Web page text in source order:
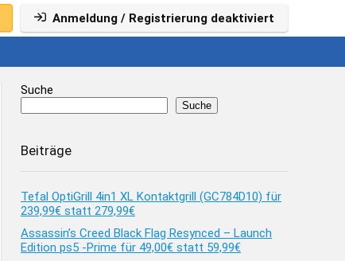
Anmeldung / Registrierung deaktiviert
Suche
Suche
Beiträge
Tefal OptiGrill 4in1 XL Kontaktgrill (GC784D10) für
239,99€ statt 279,99€
Assassin’s Creed Black Flag Resynced – Launch
Edition ps5 -Prime für 49,00€ statt 59,99€